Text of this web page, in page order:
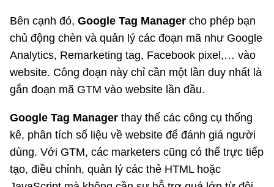
Bên cạnh đó, Google Tag Manager cho phép bạn
chủ động chèn và quản lý các đoạn mã như Google
Analytics, Remarketing tag, Facebook pixel,… vào
website. Công đoạn này chỉ cần một lần duy nhất là
gắn đoạn mã GTM vào website lần đầu.
Google Tag Manager thay thế các công cụ thống
kê, phân tích số liệu về website để đánh giá người
dùng. Với GTM, các marketers cũng có thể trực tiếp
tạo, điều chỉnh, quản lý các thẻ HTML hoặc